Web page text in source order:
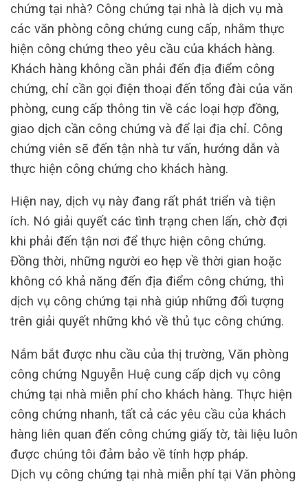
chứng tại nhà? Công chứng tại nhà là dịch vụ mà
các văn phòng công chứng cung cấp, nhằm thực
hiện công chứng theo yêu cầu của khách hàng.
Khách hàng không cần phải đến địa điểm công
chứng, chỉ cần gọi điện thoại đến tổng đài của văn
phòng, cung cấp thông tin về các loại hợp đồng,
giao dịch cần công chứng và để lại địa chỉ. Công
chứng viên sẽ đến tận nhà tư vấn, hướng dẫn và
thực hiện công chứng cho khách hàng.
Hiện nay, dịch vụ này đang rất phát triển và tiện
ích. Nó giải quyết các tình trạng chen lấn, chờ đợi
khi phải đến tận nơi để thực hiện công chứng.
Đồng thời, những người eo hẹp về thời gian hoặc
không có khả năng đến địa điểm công chứng, thì
dịch vụ công chứng tại nhà giúp những đối tượng
trên giải quyết những khó về thủ tục công chứng.
Nắm bắt được nhu cầu của thị trường, Văn phòng
công chứng Nguyễn Huệ cung cấp dịch vụ công
chứng tại nhà miễn phí cho khách hàng. Thực hiện
công chứng nhanh, tất cả các yêu cầu của khách
hàng liên quan đến công chứng giấy tờ, tài liệu luôn
được chúng tôi đảm bảo về tính hợp pháp.
Dịch vụ công chứng tại nhà miễn phí tại Văn phòng